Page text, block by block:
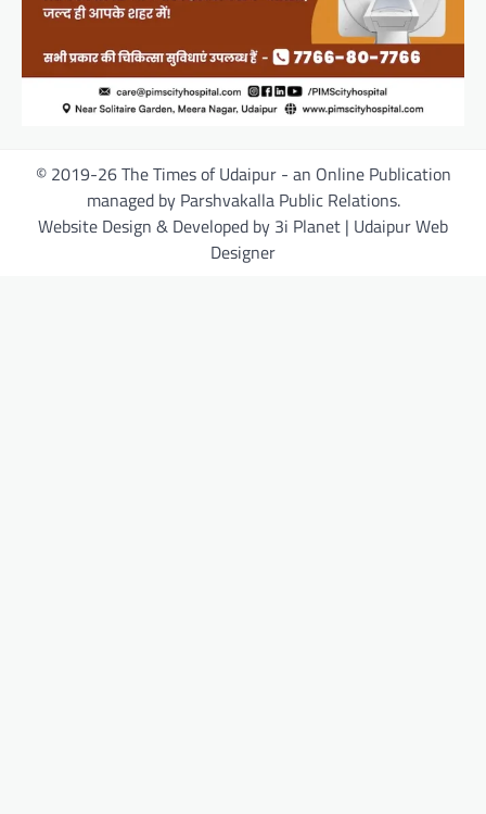
© 2019-26 The Times of Udaipur - an Online Publication
managed by Parshvakalla Public Relations.
Website Design & Developed by 3i Planet | Udaipur Web
Designer